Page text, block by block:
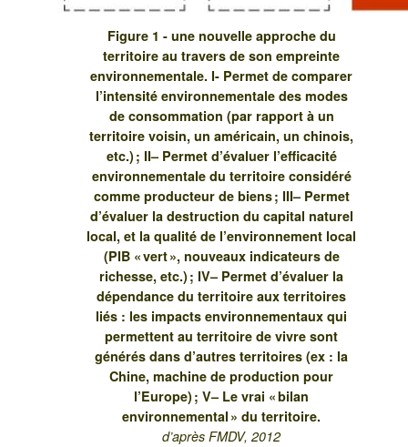
Figure 1 - une nouvelle approche du
territoire au travers de son empreinte
environnementale. I- Permet de comparer
l’intensité environnementale des modes
de consommation (par rapport à un
territoire voisin, un américain, un chinois,
etc.) ; II– Permet d’évaluer l’efficacité
environnementale du territoire considéré
comme producteur de biens ; III– Permet
d’évaluer la destruction du capital naturel
local, et la qualité de l’environnement local
(PIB « vert », nouveaux indicateurs de
richesse, etc.) ; IV– Permet d’évaluer la
dépendance du territoire aux territoires
liés : les impacts environnementaux qui
permettent au territoire de vivre sont
générés dans d’autres territoires (ex : la
Chine, machine de production pour
l’Europe) ; V– Le vrai « bilan
environnemental » du territoire.
d’après FMDV, 2012